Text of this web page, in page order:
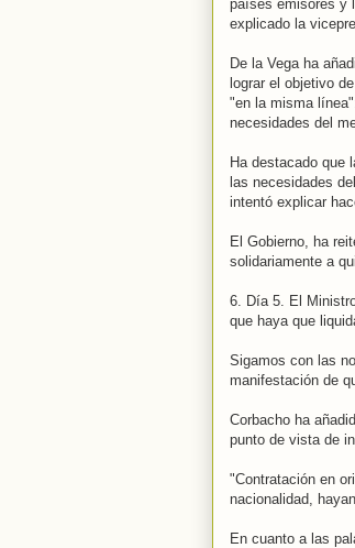
países emisores y
explicado la
De la Vega ha
lograr el objetivo
"en la misma
necesidades del
Ha destacado que
las necesidades
intentó explicar
El Gobierno, ha
solidariamente a
6. Día 5. El
que haya que
Sigamos con las
manifestación de
Corbacho ha
punto de vista de
"Contratación en
nacionalidad,
En cuanto a las